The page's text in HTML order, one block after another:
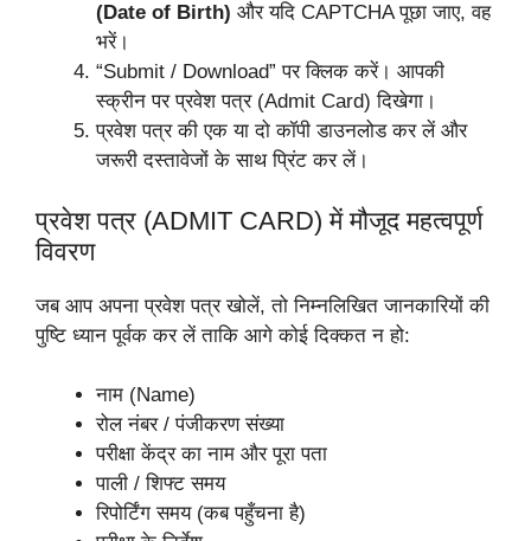
(Date of Birth) और यदि CAPTCHA पूछा जाए, वह
भरें।
“Submit / Download” पर क्लिक करें। आपकी
स्क्रीन पर प्रवेश पत्र (Admit Card) दिखेगा।
प्रवेश पत्र की एक या दो कॉपी डाउनलोड कर लें और
जरूरी दस्तावेजों के साथ प्रिंट कर लें।
प्रवेश पत्र (ADMIT CARD) में मौजूद महत्वपूर्ण
विवरण
जब आप अपना प्रवेश पत्र खोलें, तो निम्नलिखित जानकारियों की
पुष्टि ध्यान पूर्वक कर लें ताकि आगे कोई दिक्कत न हो:
नाम (Name)
रोल नंबर / पंजीकरण संख्या
परीक्षा केंद्र का नाम और पूरा पता
पाली / शिफ्ट समय
रिपोर्टिंग समय (कब पहुँचना है)